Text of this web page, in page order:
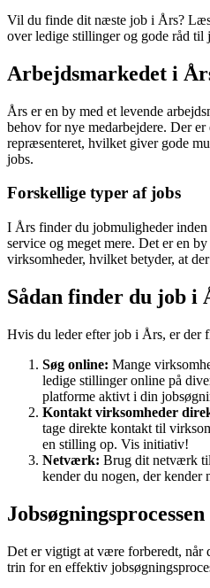
Vil du finde dit næste job i Års?
over ledige stillinger og gode råd til
Arbejdsmarkedet i
Års er en by med et levende
behov for nye medarbejdere. Der
repræsenteret, hvilket giver gode
jobs.
Forskellige typer af jobs
I Års finder du jobmuligheder
service og meget mere. Det er en
virksomheder, hvilket betyder, at
Sådan finder du job i
Hvis du leder efter job i Års, er der
Søg online: Mange
ledige stillinger online på
platforme aktivt i din
Kontakt virksomheder
tage direkte kontakt til
en stilling op. Vis initiativ!
Netværk: Brug dit netværk
kender du nogen, der
Jobsøgningsprocessen
Det er vigtigt at være forberedt, når
trin for en effektiv